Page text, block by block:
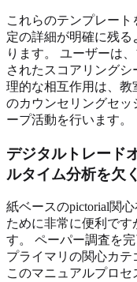
これらのテンプレー
定の詳細が明確に残
ります。 ユーザーは
されたスコアリング
理的な相互作用は、
のカウンセリングセ
ープ活動を行います。
デジタルトレード
ルタイム分析を欠く
紙ベースのpictorial関
ために非常に便利です
す。 ペーパー調査を
プライマリの関心カテ
このマニュアルプロ